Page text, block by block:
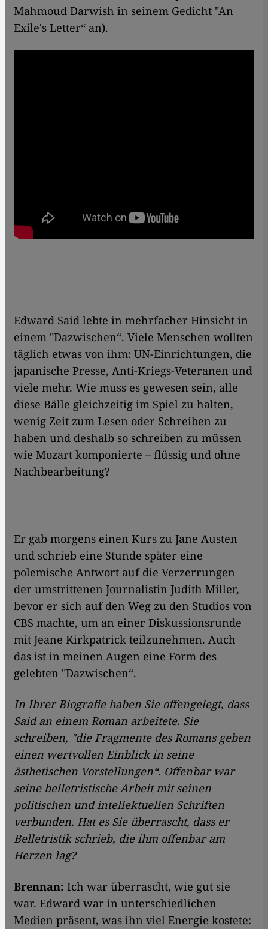
Mahmoud Darwish in seinem Gedicht "An
Exile's Letter“ an).
Edward Said lebte in mehrfacher Hinsicht in
einem "Dazwischen“. Viele Menschen wollten
täglich etwas von ihm: UN-Einrichtungen, die
japanische Presse, Anti-Kriegs-Veteranen und
viele mehr. Wie muss es gewesen sein, alle
diese Bälle gleichzeitig im Spiel zu halten,
wenig Zeit zum Lesen oder Schreiben zu
haben und deshalb so schreiben zu müssen
wie Mozart komponierte – flüssig und ohne
Nachbearbeitung?
Er gab morgens einen Kurs zu Jane Austen
und schrieb eine Stunde später eine
polemische Antwort auf die Verzerrungen
der umstrittenen Journalistin Judith Miller,
bevor er sich auf den Weg zu den Studios von
CBS machte, um an einer Diskussionsrunde
mit Jeane Kirkpatrick teilzunehmen. Auch
das ist in meinen Augen eine Form des
gelebten "Dazwischen“.
In Ihrer Biografie haben Sie offengelegt, dass
Said an einem Roman arbeitete. Sie
schreiben, "die Fragmente des Romans geben
einen wertvollen Einblick in seine
ästhetischen Vorstellungen“. Offenbar war
seine belletristische Arbeit mit seinen
politischen und intellektuellen Schriften
verbunden. Hat es Sie überrascht, dass er
Belletristik schrieb, die ihm offenbar am
Herzen lag?
Brennan: Ich war überrascht, wie gut sie
war. Edward war in unterschiedlichen
Medien präsent, was ihn viel Energie kostete: